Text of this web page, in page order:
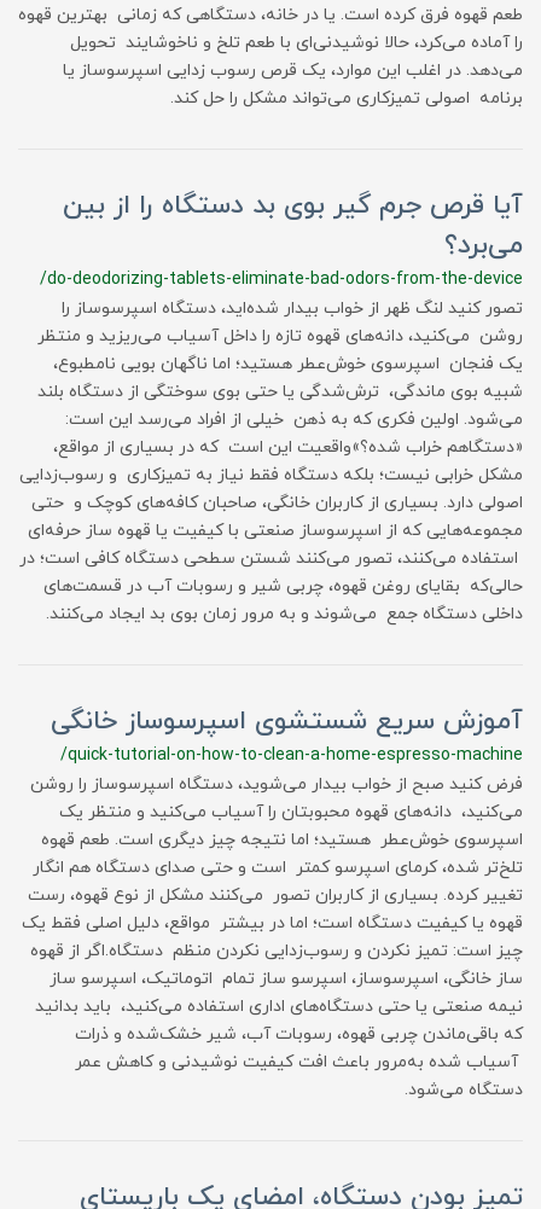
طعم قهوه فرق کرده است. یا در خانه، دستگاهی که زمانی بهترین قهوه
را آماده می‌کرد، حالا نوشیدنی‌ای با طعم تلخ و ناخوشایند تحویل
می‌دهد. در اغلب این موارد، یک قرص رسوب زدایی اسپرسوساز یا
برنامه اصولی تمیزکاری می‌تواند مشکل را حل کند.
آیا قرص جرم گیر بوی بد دستگاه را از بین
می‌برد؟
/do-deodorizing-tablets-eliminate-bad-odors-from-the-device
تصور کنید لنگ ظهر از خواب بیدار شده‌اید، دستگاه اسپرسوساز را
روشن می‌کنید، دانه‌های قهوه تازه را داخل آسیاب می‌ریزید و منتظر
یک فنجان اسپرسوی خوش‌عطر هستید؛ اما ناگهان بویی نامطبوع،
شبیه بوی ماندگی، ترش‌شدگی یا حتی بوی سوختگی از دستگاه بلند
می‌شود. اولین فکری که به ذهن خیلی از افراد می‌رسد این است:
«دستگاهم خراب شده؟»واقعیت این است که در بسیاری از مواقع،
مشکل خرابی نیست؛ بلکه دستگاه فقط نیاز به تمیزکاری و رسوب‌زدایی
اصولی دارد. بسیاری از کاربران خانگی، صاحبان کافه‌های کوچک و حتی
مجموعه‌هایی که از اسپرسوساز صنعتی با کیفیت یا قهوه ساز حرفه‌ای
استفاده می‌کنند، تصور می‌کنند شستن سطحی دستگاه کافی است؛ در
حالی‌که بقایای روغن قهوه، چربی شیر و رسوبات آب در قسمت‌های
داخلی دستگاه جمع می‌شوند و به مرور زمان بوی بد ایجاد می‌کنند.
آموزش سریع شستشوی اسپرسوساز خانگی
/quick-tutorial-on-how-to-clean-a-home-espresso-machine
فرض کنید صبح از خواب بیدار می‌شوید، دستگاه اسپرسوساز را روشن
می‌کنید، دانه‌های قهوه محبوبتان را آسیاب می‌کنید و منتظر یک
اسپرسوی خوش‌عطر هستید؛ اما نتیجه چیز دیگری است. طعم قهوه
تلخ‌تر شده، کرمای اسپرسو کمتر است و حتی صدای دستگاه هم انگار
تغییر کرده. بسیاری از کاربران تصور می‌کنند مشکل از نوع قهوه، رست
قهوه یا کیفیت دستگاه است؛ اما در بیشتر مواقع، دلیل اصلی فقط یک
چیز است: تمیز نکردن و رسوب‌زدایی نکردن منظم دستگاه.اگر از قهوه
ساز خانگی، اسپرسوساز، اسپرسو ساز تمام اتوماتیک، اسپرسو ساز
نیمه صنعتی یا حتی دستگاه‌های اداری استفاده می‌کنید، باید بدانید
که باقی‌ماندن چربی قهوه، رسوبات آب، شیر خشک‌شده و ذرات
آسیاب شده به‌مرور باعث افت کیفیت نوشیدنی و کاهش عمر
دستگاه می‌شود.
تمیز بودن دستگاه، امضای یک باریستای